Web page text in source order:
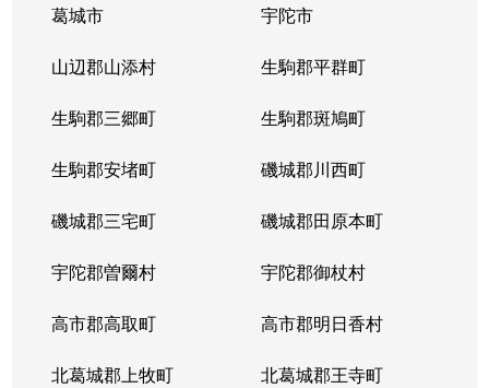
葛城市 宇陀市
山辺郡山添村 生駒郡平群町
生駒郡三郷町 生駒郡斑鳩町
生駒郡安堵町 磯城郡川西町
磯城郡三宅町 磯城郡田原本町
宇陀郡曽爾村 宇陀郡御杖村
高市郡高取町 高市郡明日香村
北葛城郡上牧町 北葛城郡王寺町